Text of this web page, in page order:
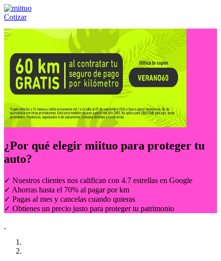
Cotizar
Llámanos al:(55) 84-21-05-00 ó
¿Por qué elegir miituo para proteger tu
auto?
✓ Nuestros clientes nos califican con 4.7 estrellas en Google
✓ Ahorras hasta el 70% al pagar por km
✓ Pagas al mes y cancelas cuando quieras
✓ Obtienes un precio justo para proteger tu patrimonio